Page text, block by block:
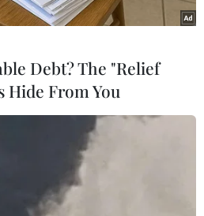
Debt? The "Relief
From You